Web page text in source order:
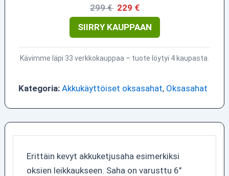
299 € 229 €
SIIRRY KAUPPAAN
Kävimme läpi 33 verkkokauppaa – tuote löytyi 4 kaupasta.
Kategoria: Akkukäyttöiset oksasahat, Oksasahat
Erittäin kevyt akkuketjusaha esimerkiksi
oksien leikkaukseen. Saha on varusttu 6"